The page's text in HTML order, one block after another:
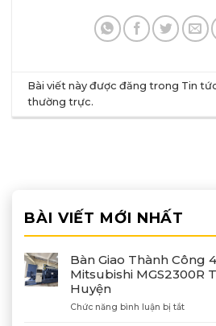
Bài viết này được đăng trong Tin
thường trực.
BÀI VIẾT MỚI NHẤT
Bàn Giao Thành Công
Mitsubishi MGS2300R
Huyện
Chức năng bình luận bị tắtở